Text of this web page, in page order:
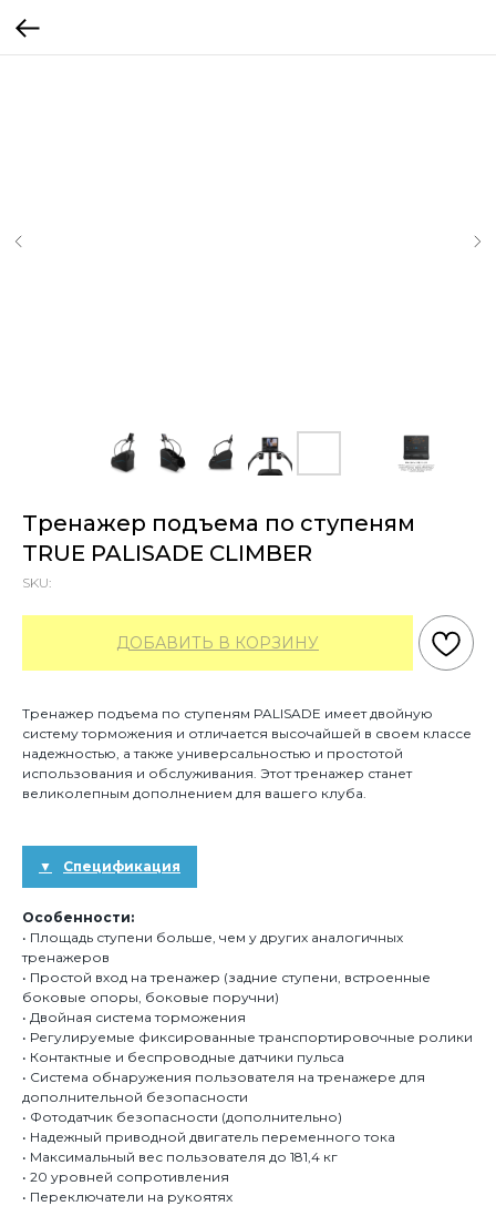
Тренажер подъема по ступеням
TRUE PALISADE CLIMBER
SKU:
ДОБАВИТЬ В КОРЗИНУ
Тренажер подъема по ступеням PALISADE имеет двойную
систему торможения и отличается высочайшей в своем классе
надежностью, а также универсальностью и простотой
использования и обслуживания. Этот тренажер станет
великолепным дополнением для вашего клуба.
Спецификация
Особенности:
• Площадь ступени больше, чем у других аналогичных
тренажеров
• Простой вход на тренажер (задние ступени, встроенные
боковые опоры, боковые поручни)
• Двойная система торможения
• Регулируемые фиксированные транспортировочные ролики
• Контактные и беспроводные датчики пульса
• Система обнаружения пользователя на тренажере для
дополнительной безопасности
• Фотодатчик безопасности (дополнительно)
• Надежный приводной двигатель переменного тока
• Максимальный вес пользователя до 181,4 кг
• 20 уровней сопротивления
• Переключатели на рукоятях